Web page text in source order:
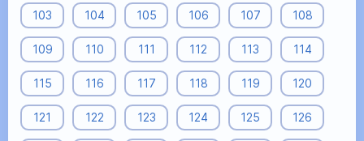
103 104 105 106 107 108
109 110 111 112 113 114
115 116 117 118 119 120
121 122 123 124 125 126